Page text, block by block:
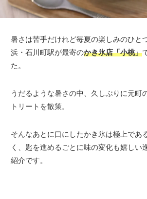
暑さは苦手だけれど毎夏の楽しみのひと
浜・石川町駅が最寄のかき氷店「小桃」
た。
うだるような暑さの中、久しぶりに元町
トリートを散策。
そんなあとに口にしたかき氷は極上であ
く、匙を進めるごとに味の変化も嬉しい
紹介です。